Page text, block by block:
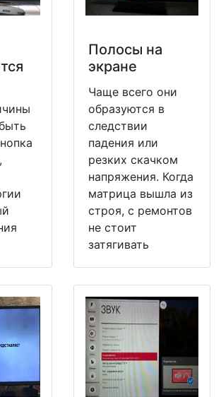
Полосы на
экране
Чаще всего они
образуются в
следствии
падения или
резких скачком
напряжения. Когда
матрица вышла из
строя, с ремонтов
не стоит
затягивать